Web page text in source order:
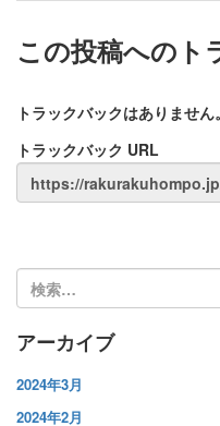
この投稿へのト
トラックバックはありません。
トラックバック URL
検
索:
アーカイブ
2024年3月
2024年2月